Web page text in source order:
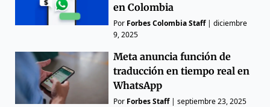
en Colombia
Por Forbes Colombia Staff|diciembre
9, 2025
Meta anuncia función de
traducción en tiempo real en
WhatsApp
Por Forbes Staff|septiembre 23, 2025